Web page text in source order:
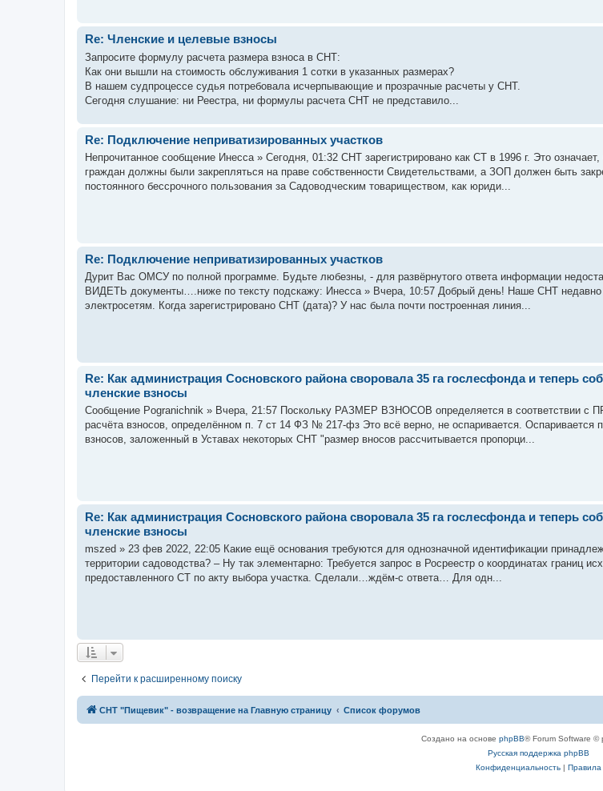
Re: Членские и целевые взносы
Запросите формулу расчета размера взноса в СНТ:
Как они вышли на стоимость обслуживания 1 сотки в указанных размерах?
В нашем судпроцессе судья потребовала исчерпывающие и прозрачные расчеты у СНТ.
Сегодня слушание: ни Реестра, ни формулы расчета СНТ не представило...
Re: Подключение неприватизированных участков
Непрочитанное сообщение Инесса » Сегодня, 01:32 СНТ зарегистрировано как СТ в 1996 г. Это означает,
граждан должны были закрепляться на праве собственности Свидетельствами, а ЗОП должен быть
постоянного бессрочного пользования за Садоводческим товариществом, как юриди...
Re: Подключение неприватизированных участков
Дурит Вас ОМСУ по полной программе. Будьте любезны, - для развёрнутого ответа информации
ВИДЕТЬ документы….ниже по тексту подскажу: Инесса » Вчера, 10:57 Добрый день! Наше СНТ
электросетям. Когда зарегистрировано СНТ (дата)? У нас была почти построенная линия...
Re: Как администрация Сосновского района своровала 35 га гослесфонда и теперь
членские взносы
Сообщение Pogranichnik » Вчера, 21:57 Поскольку РАЗМЕР ВЗНОСОВ определяется в соответствии
расчёта взносов, определённом п. 7 ст 14 ФЗ № 217-фз Это всё верно, не оспаривается. Оспаривается
взносов, заложенный в Уставах некоторых СНТ "размер вносов рассчитывается пропорци...
Re: Как администрация Сосновского района своровала 35 га гослесфонда и теперь
членские взносы
mszed » 23 фев 2022, 22:05 Какие ещё основания требуются для однозначной идентификации
территории садоводства? – Ну так элементарно: Требуется запрос в Росреестр о координатах границ
предоставленного СТ по акту выбора участка. Сделали…ждём-с ответа… Для одн...
Перейти к расширенному поиску
СНТ "Пищевик" - возвращение на Главную страницу Список форумов
Создано на основе phpBB® Forum Software ©
Русская поддержка phpBB
Конфиденциальность| Правила